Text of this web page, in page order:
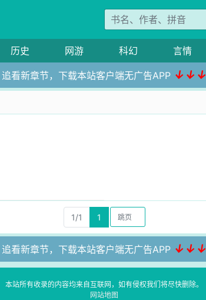
历史 网游 科幻 言情
追看新章节，下载本站客户端无广告APP ↓↓↓
1/1 1
追看新章节，下载本站客户端无广告APP ↓↓↓
本站所有收录的内容均来自互联网，如有侵权我们将尽快删除。
网站地图